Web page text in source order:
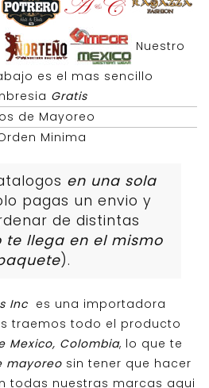
Nuestro
es el mas sencillo
Gratis
de Mayoreo
Minima
en una sola
pagas un envio y
de distintas
te llega en el mismo
).
Inc es una importadora
traemos todo el producto
Mexico, Colombia, lo que te
mayoreosin tener que hacer
todas nuestras marcas aqui